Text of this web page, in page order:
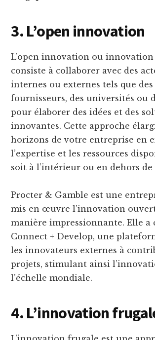
3. L’open innovation
L’open innovation ou
consiste à collaborer avec des
internes ou externes tels que des
fournisseurs, des universités ou
pour élaborer des idées et des
innovantes. Cette approche
horizons de votre entreprise en
l’expertise et les ressources
soit à l’intérieur ou en dehors de
Procter & Gamble est une
mis en œuvre l’innovation
manière impressionnante. Elle a
Connect + Develop, une
les innovateurs externes à
projets, stimulant ainsi
l’échelle mondiale.
4. L’innovation